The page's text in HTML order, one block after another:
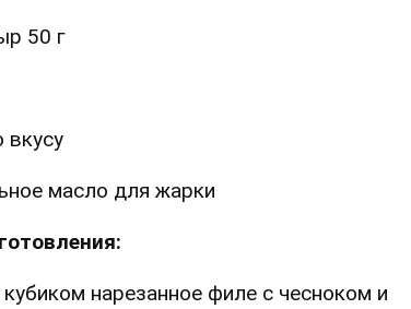
50 г
вкусу
масло для жарки
нарезанное филе с чесноком и